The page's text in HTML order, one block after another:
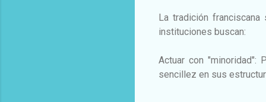
La tradición
instituciones buscan:
Actuar con "minoridad":
sencillez en sus